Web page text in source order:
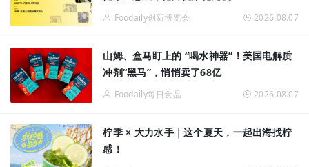
Foodaily创新博览会 2026.08.07
山姆、盒马盯上的 “喝水神器”！美国电解质
冲剂“黑马”，悄悄卖了68亿
Foodaily每日食品 2026.08.07
柠季 × 大力水手｜这个夏天，一起出海找柠
感！